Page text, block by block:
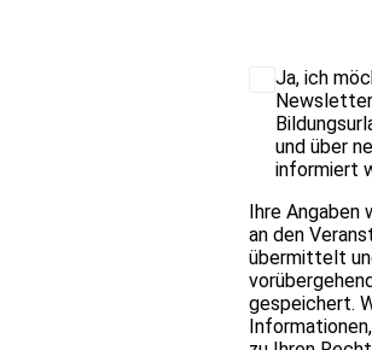
Ja, ich
und über
informiert
Ihre Angaben
an den
übermittelt
gespeichert.